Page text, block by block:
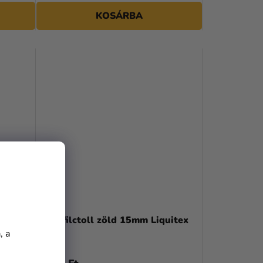
a
KOSÁRBA
Akril filctoll zöld 15mm Liquitex